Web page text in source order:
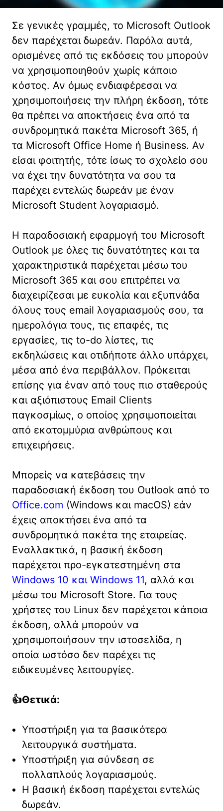
Σε γενικές γραμμές, το Microsoft Outlook
δεν παρέχεται δωρεάν. Παρόλα αυτά,
ορισμένες από τις εκδόσεις του μπορούν
να χρησιμοποιηθούν χωρίς κάποιο
κόστος. Αν όμως ενδιαφέρεσαι να
χρησιμοποιήσεις την πλήρη έκδοση, τότε
θα πρέπει να αποκτήσεις ένα από τα
συνδρομητικά πακέτα Microsoft 365, ή
τα Microsoft Office Home ή Business. Αν
είσαι φοιτητής, τότε ίσως το σχολείο σου
να έχει την δυνατότητα να σου τα
παρέχει εντελώς δωρεάν με έναν
Microsoft Student λογαριασμό.
Η παραδοσιακή εφαρμογή του Microsoft
Outlook με όλες τις δυνατότητες και τα
χαρακτηριστικά παρέχεται μέσω του
Microsoft 365 και σου επιτρέπει να
διαχειρίζεσαι με ευκολία και εξυπνάδα
όλους τους email λογαριασμούς σου, τα
ημερολόγια τους, τις επαφές, τις
εργασίες, τις to-do λίστες, τις
εκδηλώσεις και οτιδήποτε άλλο υπάρχει,
μέσα από ένα περιβάλλον. Πρόκειται
επίσης για έναν από τους πιο σταθερούς
και αξιόπιστους Email Clients
παγκοσμίως, ο οποίος χρησιμοποιείται
από εκατομμύρια ανθρώπους και
επιχειρήσεις.
Μπορείς να κατεβάσεις την
παραδοσιακή έκδοση του Outlook από το
Office.com (Windows και macOS) εάν
έχεις αποκτήσει ένα από τα
συνδρομητικά πακέτα της εταιρείας.
Εναλλακτικά, η βασική έκδοση
παρέχεται προ-εγκατεστημένη στα
Windows 10 και Windows 11, αλλά και
μέσω του Microsoft Store. Για τους
χρήστες του Linux δεν παρέχεται κάποια
έκδοση, αλλά μπορούν να
χρησιμοποιήσουν την ιστοσελίδα, η
οποία ωστόσο δεν παρέχει τις
ειδικευμένες λειτουργίες.
👍Θετικά:
Υποστήριξη για τα βασικότερα
λειτουργικά συστήματα.
Υποστήριξη για σύνδεση σε
πολλαπλούς λογαριασμούς.
Η βασική έκδοση παρέχεται εντελώς
δωρεάν.